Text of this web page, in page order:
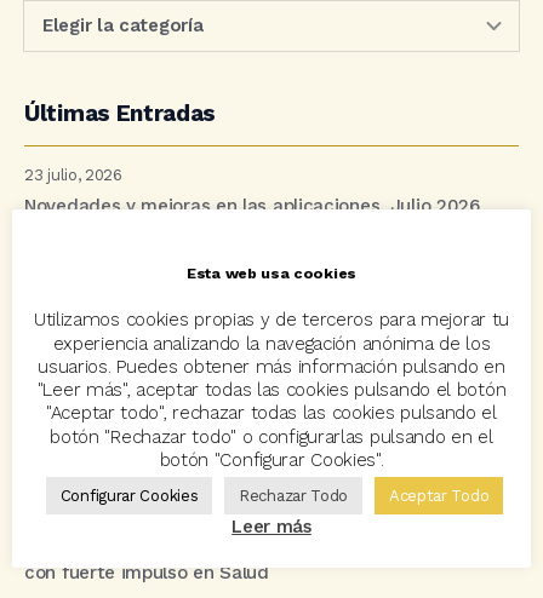
Últimas Entradas
23 julio, 2026
Novedades y mejoras en las aplicaciones. Julio 2026
mundo mejor”
8 julio, 2026
Un junio para la historia: Avant2 Sales Manager bate
múltiples récords
con fuerte impulso en Salud
Esta web usa cookies
Utilizamos cookies propias y de terceros para mejorar tu
experiencia analizando la navegación anónima de los
usuarios. Puedes obtener más información pulsando en
"Leer más", aceptar todas las cookies pulsando el botón
"Aceptar todo", rechazar todas las cookies pulsando el
botón "Rechazar todo" o configurarlas pulsando en el
botón "Configurar Cookies".
Configurar Cookies Rechazar Todo Aceptar Todo
Leer más